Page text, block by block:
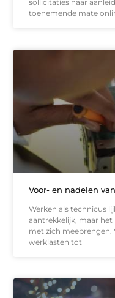
sollicitaties naar
toenemende mate
Voor- en nadelen
Werken als technicus
aantrekkelijk, maar
met zich meebrengen.
werklasten tot